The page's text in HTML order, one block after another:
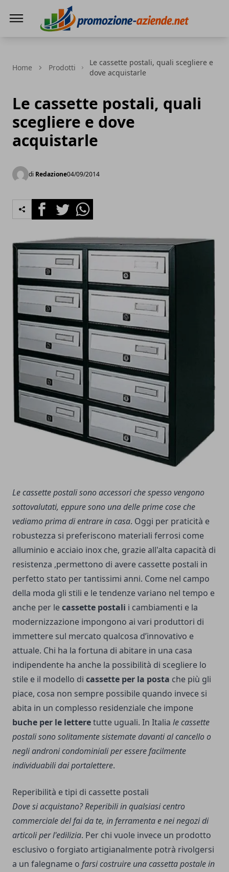
Home Prodotti
Le cassette postali, quali scegliere e
dove acquistarle
Le cassette postali, quali
scegliere e dove
acquistarle
di Redazione04/09/2014
FacebookTwitterWhatsapp
Le cassette postali sono accessori che spesso vengono
sottovalutati, eppure sono una delle prime cose che
vediamo prima di entrare in casa. Oggi per praticità e
robustezza si preferiscono materiali ferrosi come
alluminio e acciaio inox che, grazie all'alta capacità di
resistenza ,permettono di avere cassette postali in
perfetto stato per tantissimi anni. Come nel campo
della moda gli stili e le tendenze variano nel tempo e
anche per lecassette postali i cambiamenti e la
modernizzazione impongono ai vari produttori di
immettere sul mercato qualcosa d’innovativo e
attuale. Chi ha la fortuna di abitare in una casa
indipendente ha anche la possibilità di scegliere lo
stile e il modello di cassette per la posta che più gli
piace, cosa non sempre possibile quando invece si
abita in un complesso residenziale che impone
buche per le letteretutte uguali. In Italia le cassette
postali sono solitamente sistemate davanti al cancello o
negli androni condominiali per essere facilmente
individuabili dai portalettere.
Reperibilità e tipi di cassette postali
Dove si acquistano? Reperibili in qualsiasi centro
commerciale del fai da te, in ferramenta e nei negozi di
articoli per l'edilizia. Per chi vuole invece un prodotto
esclusivo o forgiato artigianalmente potrà rivolgersi
a un falegname o farsi costruire una cassetta postale in